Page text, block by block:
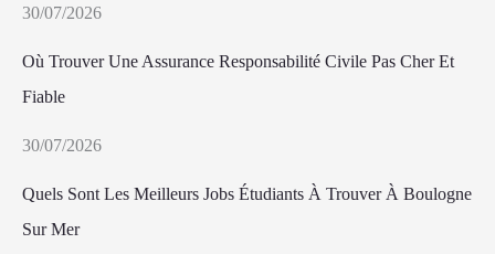
30/07/2026
Où Trouver Une Assurance Responsabilité Civile Pas Cher Et
Fiable
30/07/2026
Quels Sont Les Meilleurs Jobs Étudiants À Trouver À Boulogne
Sur Mer